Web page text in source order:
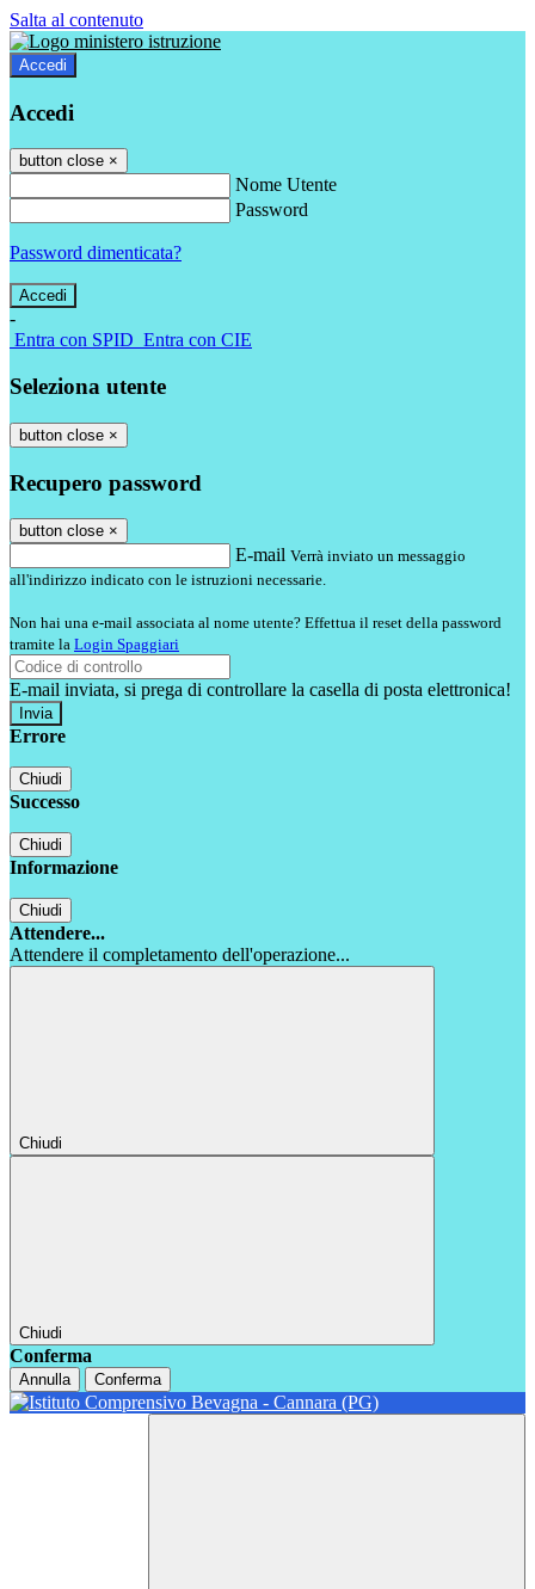
Salta al contenuto
Accedi
Accedi
button close ×
Nome Utente
Password
Password dimenticata?
-
Entra con SPID Entra con CIE
Seleziona utente
button close ×
Recupero password
button close ×
E-mail Verrà inviato un messaggio
all'indirizzo indicato con le istruzioni necessarie.
Non hai una e-mail associata al nome utente? Effettua il reset della password
tramite la Login Spaggiari
E-mail inviata, si prega di controllare la casella di posta elettronica!
Errore
Chiudi
Successo
Chiudi
Informazione
Chiudi
Attendere...
Attendere il completamento dell'operazione...
Chiudi
Chiudi
Conferma
Annulla Conferma